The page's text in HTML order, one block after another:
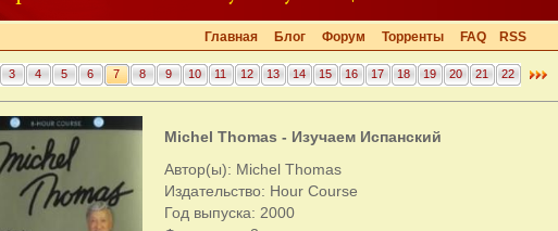
Главная Блог Форум Торренты FAQ RSS
3 4 5 6 7 8 9 10 11 12 13 14 15 16 17 18 19 20 21 22
Michel Thomas - Изучаем Испанский
Автор(ы): Michel Thomas
Издательство: Hour Course
Год выпуска: 2000